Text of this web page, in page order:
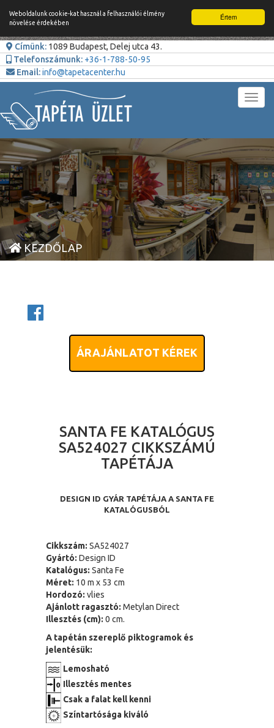
Értem
Weboldalunk cookie-kat használ a felhasználói élmény
növelése érdekében
Címünk: 1089 Budapest, Delej utca 43.
Telefonszámunk: +36-1-788-50-95
Email:info@tapetacenter.hu
KEZDŐLAP
ÁRAJÁNLATOT KÉREK
SANTA FE KATALÓGUS
SA524027 CIKKSZÁMÚ
TAPÉTÁJA
DESIGN ID GYÁR TAPÉTÁJA A SANTA FE
KATALÓGUSBÓL
Cikkszám: SA524027
Gyártó: Design ID
Katalógus: Santa Fe
Méret: 10 m x 53 cm
Hordozó: vlies
Ajánlott ragasztó: Metylan Direct
Illesztés (cm): 0 cm.
A tapétán szereplő piktogramok és
jelentésük:
Lemosható
Illesztés mentes
Csak a falat kell kenni
Színtartósága kiváló